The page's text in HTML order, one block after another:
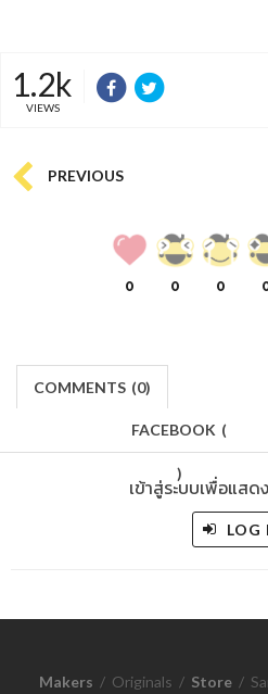
1.2k
VIEWS
PREVIOUS
0 0 0
COMMENTS (0)
FACEBOOK (
)
เข้าสู่ระบบเพื่อแส
LOG
Makers / Originals / Store /